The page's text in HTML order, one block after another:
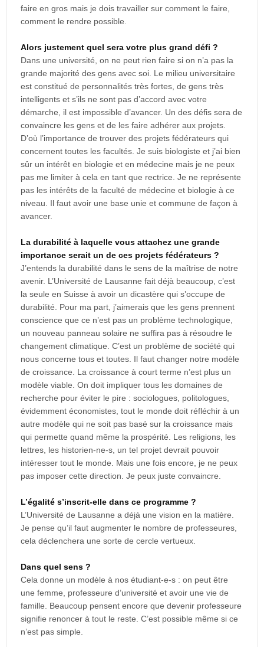
faire en gros mais je dois travailler sur comment le faire,
comment le rendre possible.
Alors justement quel sera votre plus grand défi ?
Dans une université, on ne peut rien faire si on n’a pas la
grande majorité des gens avec soi. Le milieu universitaire
est constitué de personnalités très fortes, de gens très
intelligents et s’ils ne sont pas d’accord avec votre
démarche, il est impossible d’avancer. Un des défis sera de
convaincre les gens et de les faire adhérer aux projets.
D’où l’importance de trouver des projets fédérateurs qui
concernent toutes les facultés. Je suis biologiste et j’ai bien
sûr un intérêt en biologie et en médecine mais je ne peux
pas me limiter à cela en tant que rectrice. Je ne représente
pas les intérêts de la faculté de médecine et biologie à ce
niveau. Il faut avoir une base unie et commune de façon à
avancer.
La durabilité à laquelle vous attachez une grande
importance serait un de ces projets fédérateurs ?
J’entends la durabilité dans le sens de la maîtrise de notre
avenir. L’Université de Lausanne fait déjà beaucoup, c’est
la seule en Suisse à avoir un dicastère qui s’occupe de
durabilité. Pour ma part, j’aimerais que les gens prennent
conscience que ce n’est pas un problème technologique,
un nouveau panneau solaire ne suffira pas à résoudre le
changement climatique. C’est un problème de société qui
nous concerne tous et toutes. Il faut changer notre modèle
de croissance. La croissance à court terme n’est plus un
modèle viable. On doit impliquer tous les domaines de
recherche pour éviter le pire : sociologues, politologues,
évidemment économistes, tout le monde doit réfléchir à un
autre modèle qui ne soit pas basé sur la croissance mais
qui permette quand même la prospérité. Les religions, les
lettres, les historien-ne-s, un tel projet devrait pouvoir
intéresser tout le monde. Mais une fois encore, je ne peux
pas imposer cette direction. Je peux juste convaincre.
L’égalité s’inscrit-elle dans ce programme ?
L’Université de Lausanne a déjà une vision en la matière.
Je pense qu’il faut augmenter le nombre de professeures,
cela déclenchera une sorte de cercle vertueux.
Dans quel sens ?
Cela donne un modèle à nos étudiant-e-s : on peut être
une femme, professeure d’université et avoir une vie de
famille. Beaucoup pensent encore que devenir professeure
signifie renoncer à tout le reste. C’est possible même si ce
n’est pas simple.